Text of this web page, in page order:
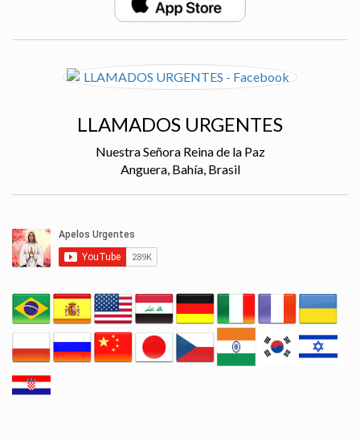
LLAMADOS URGENTES
Nuestra Señora Reina de la Paz
Anguera, Bahía, Brasil